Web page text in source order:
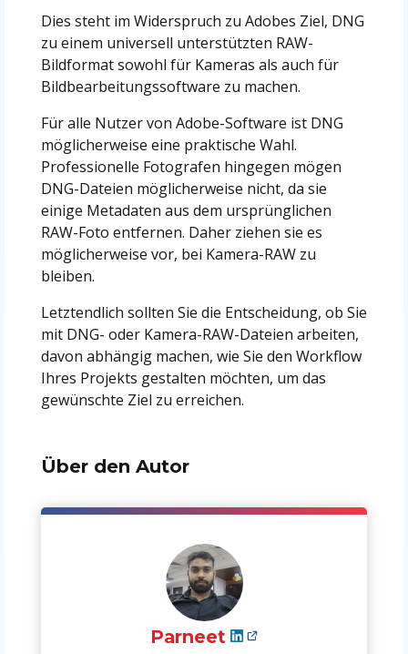
Dies steht im Widerspruch zu Adobes Ziel, DNG
zu einem universell unterstützten RAW-
Bildformat sowohl für Kameras als auch für
Bildbearbeitungssoftware zu machen.
Für alle Nutzer von Adobe-Software ist DNG
möglicherweise eine praktische Wahl.
Professionelle Fotografen hingegen mögen
DNG-Dateien möglicherweise nicht, da sie
einige Metadaten aus dem ursprünglichen
RAW-Foto entfernen. Daher ziehen sie es
möglicherweise vor, bei Kamera-RAW zu
bleiben.
Letztendlich sollten Sie die Entscheidung, ob Sie
mit DNG- oder Kamera-RAW-Dateien arbeiten,
davon abhängig machen, wie Sie den Workflow
Ihres Projekts gestalten möchten, um das
gewünschte Ziel zu erreichen.
Über den Autor
Parneet